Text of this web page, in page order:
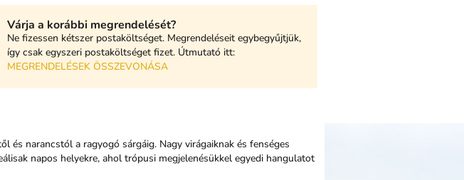
Várja a korábbi megrendelését?
Ne fizessen kétszer postaköltséget. Megrendeléseit egybegyűjtjük,
így csak egyszeri postaköltséget fizet. Útmutató itt:
MEGRENDELÉSEK ÖSSZEVONÁSA
és narancstól a ragyogó sárgáig. Nagy virágaiknak és fenséges
napos helyekre, ahol trópusi megjelenésükkel egyedi hangulatot